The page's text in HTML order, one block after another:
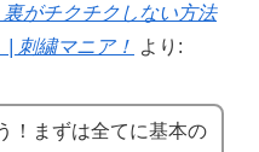
裏がチクチクしない方法
| 刺繍マニア！ より:
！まずは全てに基本の